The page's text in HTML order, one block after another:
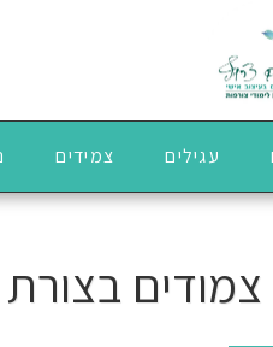
עגילים צמידים